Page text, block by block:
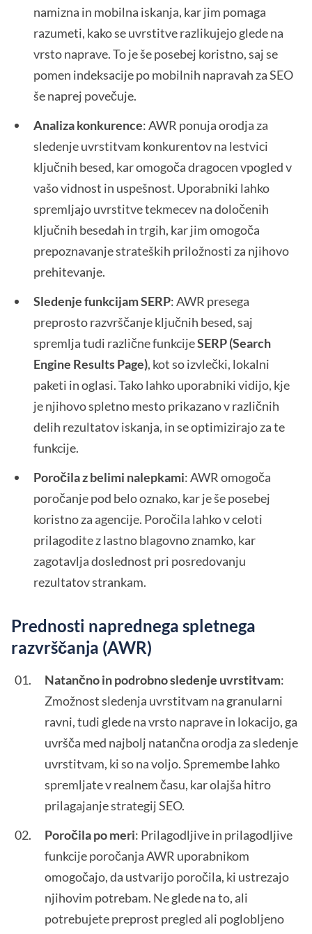
namizna in mobilna iskanja, kar jim pomaga
razumeti, kako se uvrstitve razlikujejo glede na
vrsto naprave. To je še posebej koristno, saj se
pomen indeksacije po mobilnih napravah za SEO
še naprej povečuje.
Analiza konkurence: AWR ponuja orodja za
sledenje uvrstitvam konkurentov na lestvici
ključnih besed, kar omogoča dragocen vpogled v
vašo vidnost in uspešnost. Uporabniki lahko
spremljajo uvrstitve tekmecev na določenih
ključnih besedah in trgih, kar jim omogoča
prepoznavanje strateških priložnosti za njihovo
prehitevanje.
Sledenje funkcijam SERP: AWR presega
preprosto razvrščanje ključnih besed, saj
spremlja tudi različne funkcijeSERP (Search
Engine Results Page), kot so izvlečki, lokalni
paketi in oglasi. Tako lahko uporabniki vidijo, kje
je njihovo spletno mesto prikazano v različnih
delih rezultatov iskanja, in se optimizirajo za te
funkcije.
Poročila z belimi nalepkami: AWR omogoča
poročanje pod belo oznako, kar je še posebej
koristno za agencije. Poročila lahko v celoti
prilagodite z lastno blagovno znamko, kar
zagotavlja doslednost pri posredovanju
rezultatov strankam.
Prednosti naprednega spletnega
razvrščanja (AWR)
Natančno in podrobno sledenje uvrstitvam:
Zmožnost sledenja uvrstitvam na granularni
ravni, tudi glede na vrsto naprave in lokacijo, ga
uvršča med najbolj natančna orodja za sledenje
uvrstitvam, ki so na voljo. Spremembe lahko
spremljate v realnem času, kar olajša hitro
prilagajanje strategij SEO.
Poročila po meri: Prilagodljive in prilagodljive
funkcije poročanja AWR uporabnikom
omogočajo, da ustvarijo poročila, ki ustrezajo
njihovim potrebam. Ne glede na to, ali
potrebujete preprost pregled ali poglobljeno